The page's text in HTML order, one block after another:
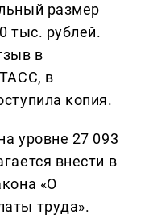
размер
тыс. рублей.
в
в
копия.
уровне 27 093
внести в
«О
труда».